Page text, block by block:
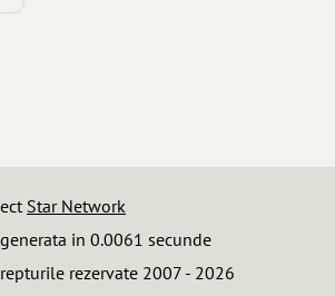
Star Network
in 0.0061 secunde
rezervate 2007 - 2026